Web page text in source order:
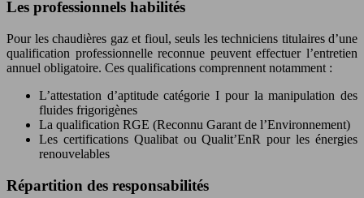
Les professionnels habilités
Pour les chaudières gaz et fioul, seuls les techniciens titulaires d’une
qualification professionnelle reconnue peuvent effectuer l’entretien
annuel obligatoire. Ces qualifications comprennent notamment :
L’attestation d’aptitude catégorie I pour la manipulation des
fluides frigorigènes
La qualification RGE (Reconnu Garant de l’Environnement)
Les certifications Qualibat ou Qualit’EnR pour les énergies
renouvelables
Répartition des responsabilités